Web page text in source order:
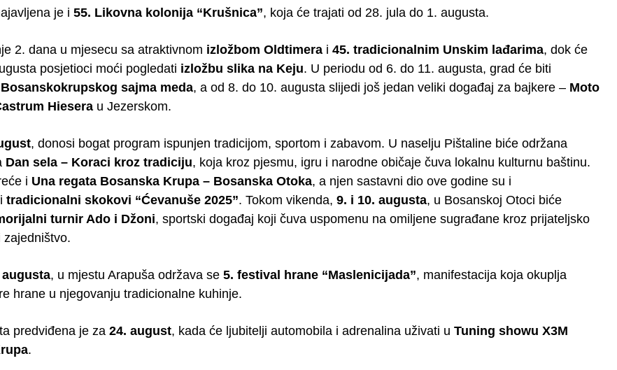
je i 55. Likovna kolonija “Krušnica”, koja će trajati od 28. jula do 1. augusta.
2. dana u mjesecu sa atraktivnom izložbom Oldtimera i 45. tradicionalnim Unskim lađarima, dok će
posjetioci moći pogledati izložbu slika na Keju. U periodu od 6. do 11. augusta, grad će biti
Bosanskokrupskog sajma meda, a od 8. do 10. augusta slijedi još jedan veliki događaj za bajkere – Moto
Hiesera u Jezerskom.
, donosi bogat program ispunjen tradicijom, sportom i zabavom. U naselju Pištaline biće održana
Dan sela – Koraci kroz tradiciju, koja kroz pjesmu, igru i narodne običaje čuva lokalnu kulturnu baštinu.
i Una regata Bosanska Krupa – Bosanska Otoka, a njen sastavni dio ove godine su i
tradicionalni skokovi “Ćevanuše 2025”. Tokom vikenda, 9. i 10. augusta, u Bosanskoj Otoci biće
turnir Ado i Džoni, sportski događaj koji čuva uspomenu na omiljene sugrađane kroz prijateljsko
zajedništvo.
augusta, u mjestu Arapuša održava se 5. festival hrane “Maslenicijada”, manifestacija koja okuplja
hrane u njegovanju tradicionalne kuhinje.
predviđena je za 24. august, kada će ljubitelji automobila i adrenalina uživati u Tuning showu X3M
.